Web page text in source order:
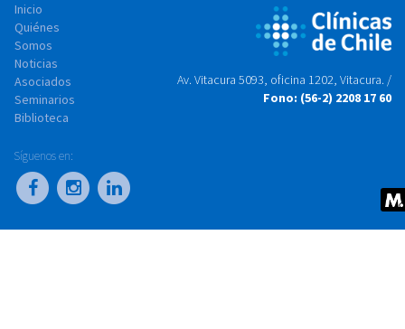
Inicio
Quiénes
Somos
Noticias
Asociados
Seminarios
Biblioteca
Av. Vitacura 5093, oficina 1202, Vitacura. /
Fono: (56-2) 2208 17 60
Síguenos en: